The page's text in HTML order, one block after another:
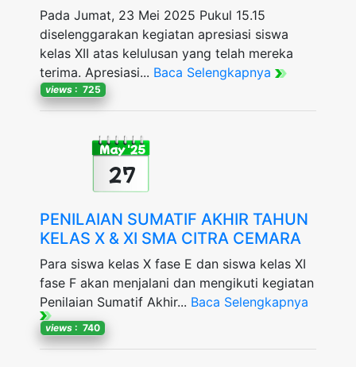
Pada Jumat, 23 Mei 2025 Pukul 15.15
diselenggarakan kegiatan apresiasi siswa
kelas XII atas kelulusan yang telah mereka
terima. Apresiasi... Baca Selengkapnya
views : 725
May '25
27
PENILAIAN SUMATIF AKHIR TAHUN
KELAS X & XI SMA CITRA CEMARA
Para siswa kelas X fase E dan siswa kelas XI
fase F akan menjalani dan mengikuti kegiatan
Penilaian Sumatif Akhir... Baca Selengkapnya
views : 740